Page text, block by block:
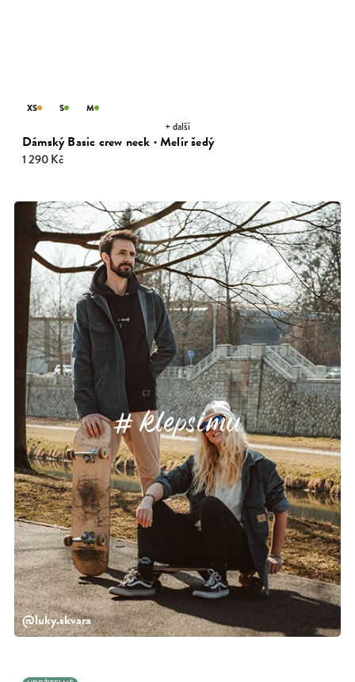
Dámský Basic crew neck · Melír šedý
1 290 Kč
XS S M
+ další
klepsimu
@luky.skvara